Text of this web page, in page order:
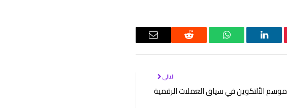
لينكدإن واتساب رديت
البريد
التالي
موسم الألتكوين في سياق العملات الرقمية